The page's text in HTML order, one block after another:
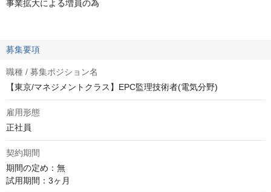
事業拡大による増員の為
募集要項
職種 / 募集ポジション名
【東京/マネジメントクラス】EPC監理技術者(電気分野)
雇用形態
正社員
契約期間
期間の定め：無
試用期間：3ヶ月